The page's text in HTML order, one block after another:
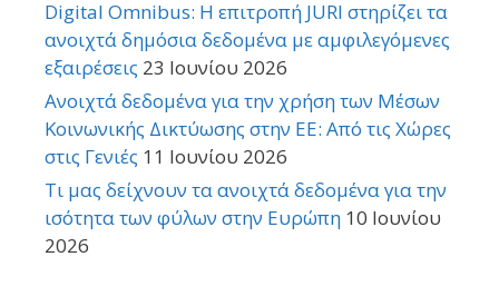
Digital Omnibus: Η επιτροπή JURI στηρίζει τα
ανοιχτά δημόσια δεδομένα με αμφιλεγόμενες
εξαιρέσεις 23 Ιουνίου 2026
Ανοιχτά δεδομένα για την χρήση των Μέσων
Κοινωνικής Δικτύωσης στην ΕΕ: Από τις Χώρες
στις Γενιές 11 Ιουνίου 2026
Τι μας δείχνουν τα ανοιχτά δεδομένα για την
ισότητα των φύλων στην Ευρώπη 10 Ιουνίου
2026